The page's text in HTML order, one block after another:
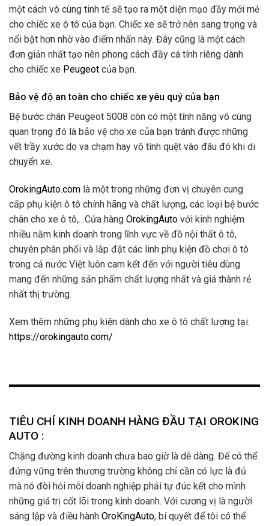
một cách vô cùng tinh tế sẽ tạo ra một diện mạo đầy mới mẻ
cho chiếc xe ô tô của bạn. Chiếc xe sẽ trở nên sang trọng và
nổi bật hơn nhờ vào điểm nhấn này. Đây cũng là một cách
đơn giản nhất tạo nên phong cách đầy cá tính riêng dành
cho chiếc xe Peugeot của bạn.
Bảo vệ độ an toàn cho chiếc xe yêu quý của bạn
Bệ bước chân Peugeot 5008 còn có một tính năng vô cùng
quan trọng đó là bảo vệ cho xe của bạn tránh được những
vết trầy xước do va chạm hay vô tình quệt vào đâu đó khi di
chuyển xe.
OrokingAuto.com là một trong những đơn vị chuyên cung
cấp phụ kiện ô tô chính hãng và chất lượng, các loại bệ bước
chân cho xe ô tô,…Cửa hàng OrokingAuto với kinh nghiệm
nhiều năm kinh doanh trong lĩnh vực về đồ nội thất ô tô,
chuyên phân phối và lắp đặt các linh phụ kiện đồ chơi ô tô
trong cả nước Việt luôn cam kết đến với người tiêu dùng
mang đến những sản phẩm chất lượng nhất và giá thành rẻ
nhất thị trường.
Xem thêm những phụ kiện dành cho xe ô tô chất lượng tại:
https://orokingauto.com/
TIÊU CHÍ KINH DOANH HÀNG ĐẦU TẠI OROKING
AUTO :
Chặng đường kinh doanh chưa bao giờ là dễ dàng. Để có thể
đứng vững trên thương trường không chỉ cần có lực là đủ
mà nó đòi hỏi mỗi doanh nghiệp phải tự đúc kết cho mình
những giá trị cốt lõi trong kinh doanh. Với cương vị là người
sáng lập và điều hành OroKingAuto, bí quyết để tôi có thể